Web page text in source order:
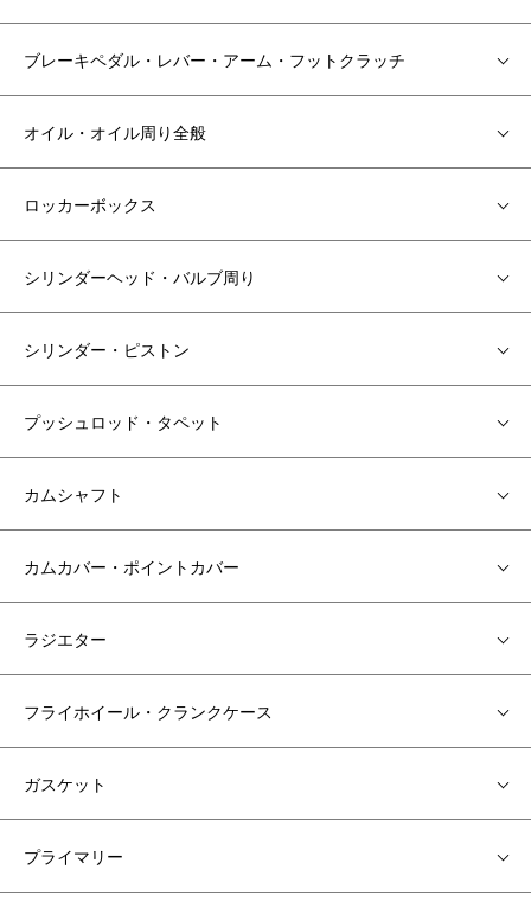
ブレーキペダル・レバー・アーム・フットクラッチ
オイル・オイル周り全般
ロッカーボックス
シリンダーヘッド・バルブ周り
シリンダー・ピストン
プッシュロッド・タペット
カムシャフト
カムカバー・ポイントカバー
ラジエター
フライホイール・クランクケース
ガスケット
プライマリー